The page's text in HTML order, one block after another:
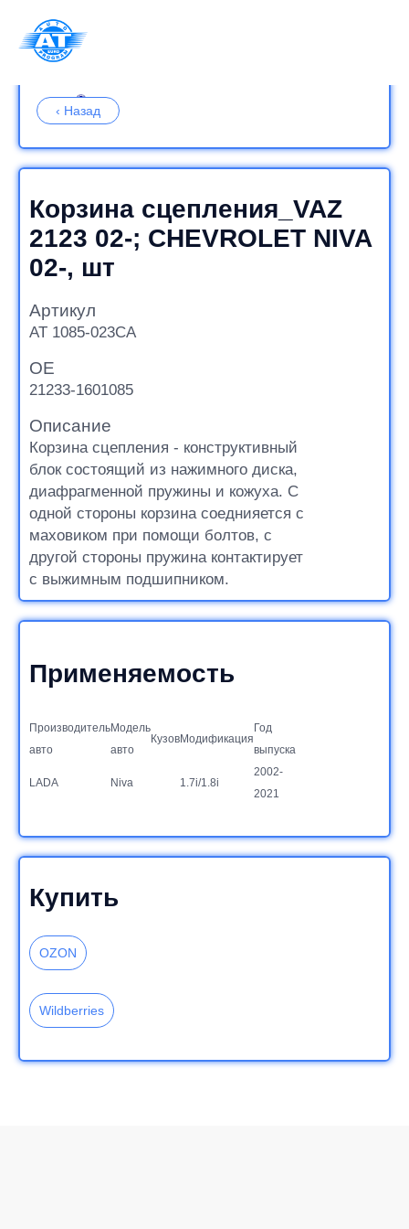
Корзина сцепления_VAZ
2123 02-; CHEVROLET NIVA
02-, шт
Артикул
AT 1085-023CA
OE
21233-1601085
Описание
Корзина сцепления - конструктивный
блок состоящий из нажимного диска,
диафрагменной пружины и кожуха. С
одной стороны корзина соеднияется с
маховиком при помощи болтов, с
другой стороны пружина контактирует
с выжимным подшипником.
Применяемость
Производитель
авто
Модель
авто
КузовМодификация
Год
выпуска
LADA Niva 1.7i/1.8i
2002-
2021
Купить
OZON
Wildberries